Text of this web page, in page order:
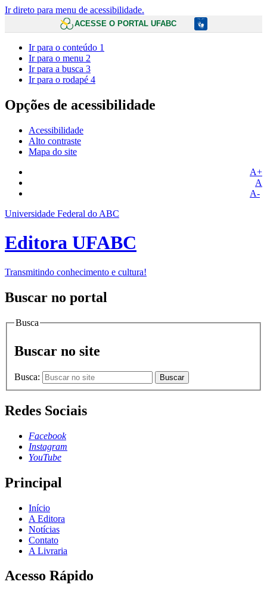
Ir direto para menu de acessibilidade.
ACESSE O PORTAL UFABC
Ir para o conteúdo 1
Ir para o menu 2
Ir para a busca 3
Ir para o rodapé 4
Opções de acessibilidade
Acessibilidade
Alto contraste
Mapa do site
A+
A
A-
Universidade Federal do ABC
Editora UFABC
Transmitindo conhecimento e cultura!
Buscar no portal
Busca
Buscar no site
Busca: Buscar
Redes Sociais
Facebook
Instagram
YouTube
Principal
Início
A Editora
Notícias
Contato
A Livraria
Acesso Rápido